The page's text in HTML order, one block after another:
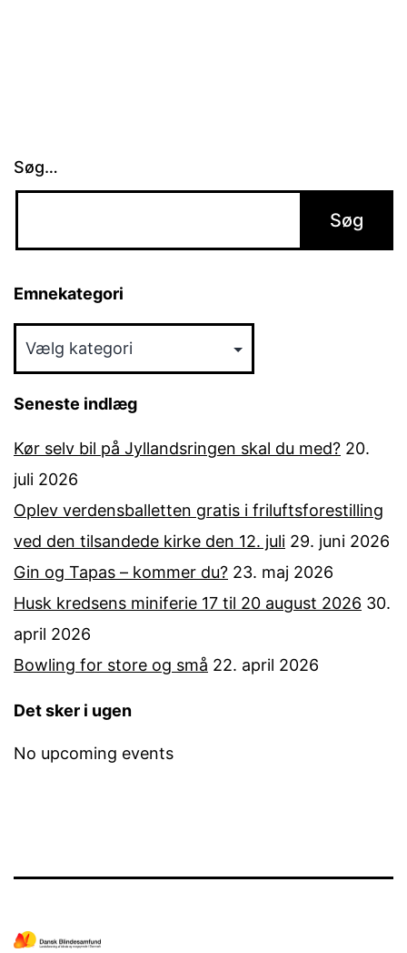
Søg…
Emnekategori
Seneste indlæg
Kør selv bil på Jyllandsringen skal du med? 20.
juli 2026
Oplev verdensballetten gratis i friluftsforestilling
ved den tilsandede kirke den 12. juli 29. juni 2026
Gin og Tapas – kommer du? 23. maj 2026
Husk kredsens miniferie 17 til 20 august 2026 30.
april 2026
Bowling for store og små 22. april 2026
Det sker i ugen
No upcoming events